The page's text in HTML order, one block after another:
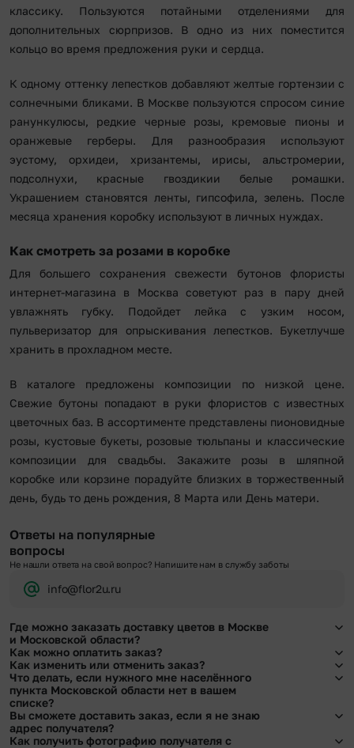
классику. Пользуются потайными отделениями для
дополнительных сюрпризов. В одно из них поместится
кольцо во время предложения руки и сердца.
К одному оттенку лепестков добавляют желтые гортензии с
солнечными бликами. В Москве пользуются спросом синие
ранункулюсы, редкие черные розы, кремовые пионы и
оранжевые герберы. Для разнообразия используют
эустому, орхидеи, хризантемы, ирисы, альстромерии,
подсолнухи, красные гвоздикии белые ромашки.
Украшением становятся ленты, гипсофила, зелень. После
месяца хранения коробку используют в личных нуждах.
Как смотреть за розами в коробке
Для большего сохранения свежести бутонов флористы
интернет-магазина в Москва советуют раз в пару дней
увлажнять губку. Подойдет лейка с узким носом,
пульверизатор для опрыскивания лепестков. Букетлучше
хранить в прохладном месте.
В каталоге предложены композиции по низкой цене.
Свежие бутоны попадают в руки флористов с известных
цветочных баз. В ассортименте представлены пионовидные
розы, кустовые букеты, розовые тюльпаны и классические
композиции для свадьбы. Закажите розы в шляпной
коробке или корзине порадуйте близких в торжественный
день, будь то день рождения, 8 Марта или День матери.
Ответы на популярные
вопросы
Не нашли ответа на свой вопрос? Напишите нам в службу заботы
info@flor2u.ru
Где можно заказать доставку цветов в Москве
и Московской области?
Оформить доставку цветов можно в нашем приложении, на сайте flor2u.ru, по
телефону горячей линии или в чате.
Как можно оплатить заказ?
Мы предусмотрели все возможные варианты оплаты:
Наличными.
Банковскими картами Visa, MasterCard, МИР, сбп
Картами рассрочки Халва, Совесть и Свобода.
Через Yandex Pay, UnionPay,
Через Робокасса.
Как изменить или отменить заказ?
Чтобы внести изменения, выбрать другой букет или добавить подарок
свяжитесь с нашими менеджерами по телефонам горячей линии или в чате,
они помогут решить любой вопрос.
Что делать, если нужного мне населённого
пункта Московской области нет в вашем
списке?
Свяжитесь с нашими менеджерами по телефонам горячей линии или в чате.
Мы обязательно найдем выход из ситуации.
Вы сможете доставить заказ, если я не знаю
адрес получателя?
Как получить фотографию получателя с